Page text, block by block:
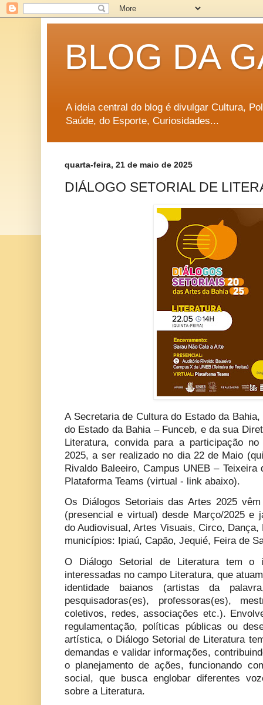
BLOG DA
A ideia central do blog é divulgar Cultura,
Saúde, do Esporte, Curiosidades...
quarta-feira, 21 de maio de 2025
DIÁLOGO SETORIAL DE
A Secretaria de Cultura do Estado da
do Estado da Bahia – Funceb, e da sua
Literatura, convida para a participação
2025, a ser realizado no dia 22 de Maio
Rivaldo Baleeiro, Campus UNEB –
Plataforma Teams (virtual - link abaixo).
Os Diálogos Setoriais das Artes 2025
(presencial e virtual) desde Março/2025 e
do Audiovisual, Artes Visuais, Circo,
municípios: Ipiaú, Capão, Jequié, Feira de
O Diálogo Setorial de Literatura tem o
interessadas no campo Literatura, que
identidade baianos (artistas da
pesquisadoras(es), professoras(es),
coletivos, redes, associações etc.).
regulamentação, políticas públicas ou
artística, o Diálogo Setorial de Literatura
demandas e validar informações,
o planejamento de ações, funcionando
social, que busca englobar diferentes
sobre a Literatura.